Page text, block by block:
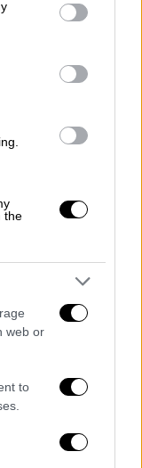
You may click to
party tags to
in below Google
the
web or
to
προς την
Ariel Dorfman
σύγχρονου
. Με
το
τελευταία
για
τι
της
διάσημο
Schubert,
Θάνατος και